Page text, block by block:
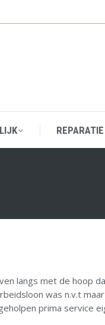
REPARATIE
langs met de hoop
was n.v.t
prima service